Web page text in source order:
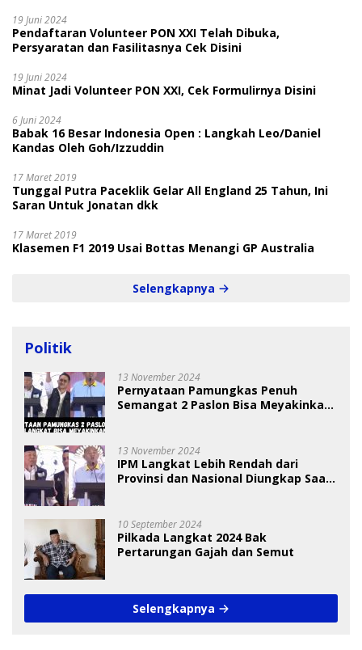
19 Juni 2024
Pendaftaran Volunteer PON XXI Telah Dibuka,
Persyaratan dan Fasilitasnya Cek Disini
19 Juni 2024
Minat Jadi Volunteer PON XXI, Cek Formulirnya Disini
6 Juni 2024
Babak 16 Besar Indonesia Open : Langkah Leo/Daniel
Kandas Oleh Goh/Izzuddin
17 Maret 2019
Tunggal Putra Paceklik Gelar All England 25 Tahun, Ini
Saran Untuk Jonatan dkk
17 Maret 2019
Klasemen F1 2019 Usai Bottas Menangi GP Australia
Selengkapnya
Politik
13 November 2024
Pernyataan Pamungkas Penuh
Semangat 2 Paslon Bisa Meyakinkan
13 November 2024
IPM Langkat Lebih Rendah dari
Provinsi dan Nasional Diungkap Saat
10 September 2024
Pilkada Langkat 2024 Bak
Pertarungan Gajah dan Semut
Selengkapnya